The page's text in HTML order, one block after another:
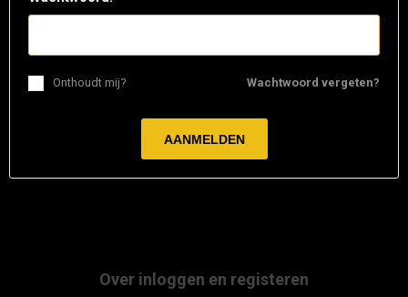
Wachtwoord vergeten?
Onthoudt mij?
Over inloggen en registeren